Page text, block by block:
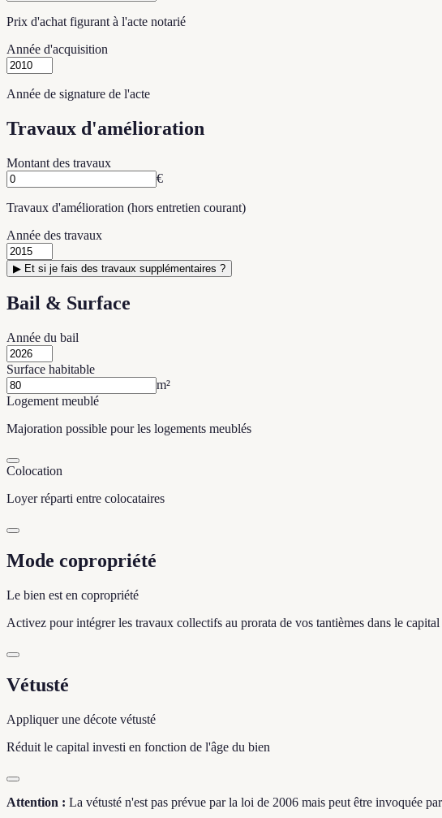
Prix d'achat figurant à l'acte notarié
Année d'acquisition
Année de signature de l'acte
Travaux d'amélioration
Montant des travaux
€
Travaux d'amélioration (hors entretien courant)
Année des travaux
▶ Et si je fais des travaux supplémentaires ?
Bail & Surface
Année du bail
Surface habitable
m²
Logement meublé
Majoration possible pour les logements meublés
Colocation
Loyer réparti entre colocataires
Mode copropriété
Le bien est en copropriété
Activez pour intégrer les travaux collectifs au prorata de vos tantièmes dans le
Vétusté
Appliquer une décote vétusté
Réduit le capital investi en fonction de l'âge du bien
Attention : La vétusté n'est pas prévue par la loi de 2006 mais peut être invoquée